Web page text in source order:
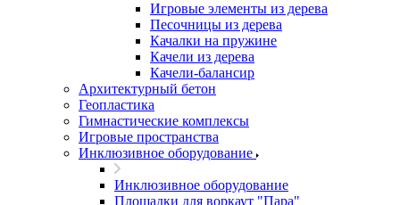
Игровые элементы из дерева
Песочницы из дерева
Качалки на пружине
Качели из дерева
Качели-балансир
Архитектурный бетон
Геопластика
Гимнастические комплексы
Игровые пространства
Инклюзивное оборудование
Инклюзивное оборудование
Площадки для воркаут "Пара"